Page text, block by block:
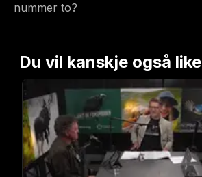
nummer to?
Du vil kanskje også like